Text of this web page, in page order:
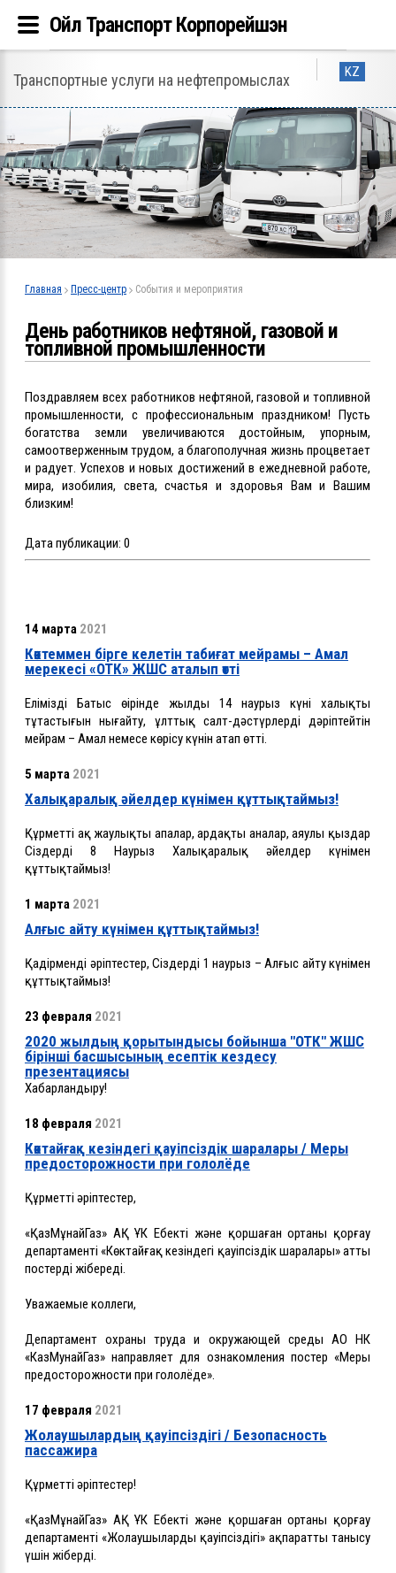
KZ
Транспортные услуги на нефтепромыслах
Главная Пресс-центр События и мероприятия
День работников нефтяной, газовой и
топливной промышленности
Поздравляем всех работников нефтяной, газовой и топливной
промышленности, с профессиональным праздником! Пусть
богатства земли увеличиваются достойным, упорным,
самоотверженным трудом, а благополучная жизнь процветает
и радует. Успехов и новых достижений в ежедневной работе,
мира, изобилия, света, счастья и здоровья Вам и Вашим
близким!
Дата публикации: 0
14 марта 2021
Көктеммен бірге келетін табиғат мейрамы – Амал
мерекесі «ОТК» ЖШС аталып өтті
Еліміздің Батыс өңірінде жылдың 14 наурыз күні халықтың
тұтастығын нығайту, ұлттық салт-дәстүрлерді дәріптейтін
мейрам – Амал немесе көрісу күнін атап өтті.
5 марта 2021
Халықаралық әйелдер күнімен құттықтаймыз!
Құрметті ақ жаулықты апалар, ардақты аналар, аяулы қыздар
Сіздерді 8 Наурыз Халықаралық әйелдер күнімен
құттықтаймыз!
1 марта 2021
Алғыс айту күнімен құттықтаймыз!
Қадірменді әріптестер, Сіздерді 1 наурыз – Алғыс айту күнімен
құттықтаймыз!
23 февраля 2021
2020 жылдың қорытындысы бойынша "ОТК" ЖШС
бірінші басшысының есептік кездесу
презентациясы
Хабарландыру!
18 февраля 2021
Көктайғақ кезіндегі қауіпсіздік шаралары / Меры
предосторожности при гололёде
Құрметті әріптестер,
«ҚазМұнайГаз» АҚ ҰК Еңбекті және қоршаған ортаны қорғау
департаменті «Көктайғақ кезіндегі қауіпсіздік шаралары» атты
постерді жібереді.
Уважаемые коллеги,
Департамент охраны труда и окружающей среды АО НК
«КазМунайГаз» направляет для ознакомления постер «Меры
предосторожности при гололёде».
17 февраля 2021
Жолаушылардың қауіпсіздігі / Безопасность
пассажира
Құрметті әріптестер!
«ҚазМұнайГаз» АҚ ҰК Еңбекті және қоршаған ортаны қорғау
департаменті «Жолаушылардың қауіпсіздігі» ақпаратты танысу
үшін жіберді.
Ойл Транспорт Корпорейшэн